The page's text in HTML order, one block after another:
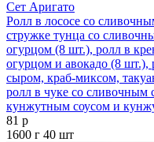
Сет Аригато
Ролл в лососе со
стружке тунца со
огурцом (8 шт.), ролл в
огурцом и авокадо (8
сыром, краб-миксом,
ролл в чуке со
кунжутным соусом и
81 р
1600 г 40 шт